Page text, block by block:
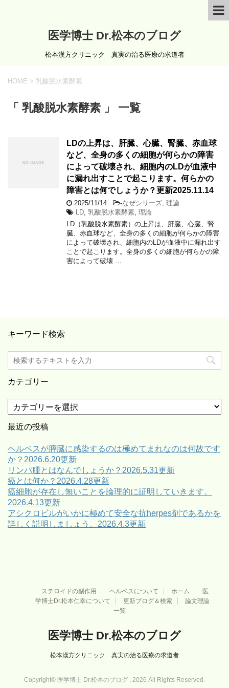
医学博士 Dr.松本のブログ
松本漢方クリニック 真実の治る医療の求道者
HOME > 乳酸脱水素酵素
「 乳酸脱水素酵素 」 一覧
LDの上昇は、肝臓、心臓、腎臓、赤血球
など、全身の多くの細胞が何らかの障害
によって破壊され、細胞内のLDが血液中
に漏れ出すことで起こります。何らかの
障害とは何でしょうか？更新2025.11.14
2025/11/14 -なぜシリーズ 理論
LD 乳酸脱水素酵素 理論
LD（乳酸脱水素酵素）の上昇は、肝臓、心臓、腎
臓、赤血球など、全身の多くの細胞が何らかの障害
によって破壊され、細胞内のLDが血液中に漏れ出す
ことで起こります。全身の多くの細胞が何らかの障
害によって破壊 …
キーワード検索
カテゴリー
テ
ゴ
ー
最近の投稿
ヘルペスが膵臓に感染するのは極めてまれなのは何故です
か？2026.6.20更新
リンパ腫とはなんでしょうか？2026.5.31更新
癌とは何か？2026.4.28更新
癌細胞が存在し無いことを論理的に証明していきます。
2026.4.13更新
アシクロビルがいかに極めて安全な抗herpes剤であるかを
詳しく説明しましょう。2026.4.3更新
ステロイドの副作用 ヘルペスについて ホーム
医
学博士Dr.松本仁幸について
更新ブログ＆検索
論文理論
一覧
医学博士 Dr.松本のブログ
松本漢方クリニック 真実の治る医療の求道者
Copyright© 医学博士 Dr.松本のブログ , 2026 All Rights Reserved.